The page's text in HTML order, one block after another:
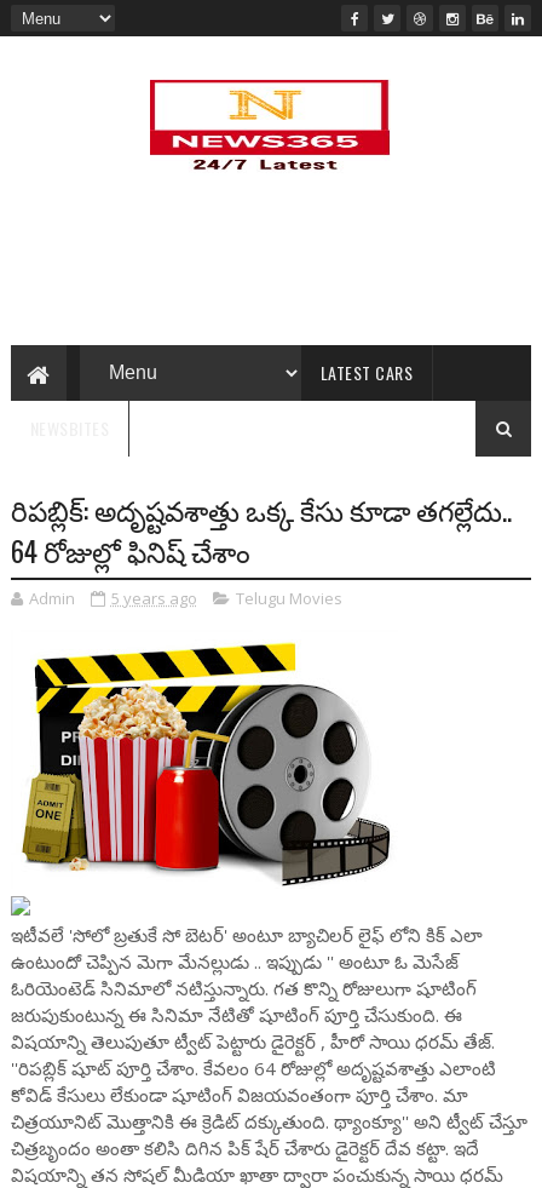
LATEST CARS
రిపబ్లిక్: అదృష్టవశాత్తు ఒక్క కేసు కూడా తగల్లేదు..
64 రోజుల్లో ఫినిష్ చేశాం
Admin 5 years ago Telugu Movies
ఇటీవలే 'సోలో బ్రతుకే సో బెటర్' అంటూ బ్యాచిలర్ లైఫ్ లోని కిక్ ఎలా
ఉంటుందో చెప్పిన మెగా మేనల్లుడు .. ఇప్పుడు '' అంటూ ఓ మెసేజ్
ఓరియెంటెడ్ సినిమాలో నటిస్తున్నారు. గత కొన్ని రోజులుగా షూటింగ్
జరుపుకుంటున్న ఈ సినిమా నేటితో షూటింగ్ పూర్తి చేసుకుంది. ఈ
విషయాన్ని తెలుపుతూ ట్వీట్ పెట్టారు డైరెక్టర్ , హీరో సాయి ధరమ్ తేజ్.
''రిపబ్లిక్‌ షూట్‌ పూర్తి చేశాం. కేవలం 64 రోజుల్లో అదృష్టవశాత్తు ఎలాంటి
కోవిడ్‌ కేసులు లేకుండా షూటింగ్ విజయవంతంగా పూర్తి చేశాం. మా
చిత్రయూనిట్ మొత్తానికి ఈ క్రెడిట్‌ దక్కుతుంది. థ్యాంక్యూ'' అని ట్వీట్ చేస్తూ
చిత్రబృందం అంతా కలిసి దిగిన పిక్ షేర్ చేశారు డైరెక్టర్ దేవ కట్టా. ఇదే
విషయాన్ని తన సోషల్ మీడియా ఖాతా ద్వారా పంచుకున్న సాయి ధరమ్